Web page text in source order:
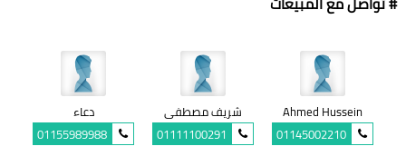
Ahmed Hussein
01145002210
شريف مصطفى
01111100291
دعاء
01155989988